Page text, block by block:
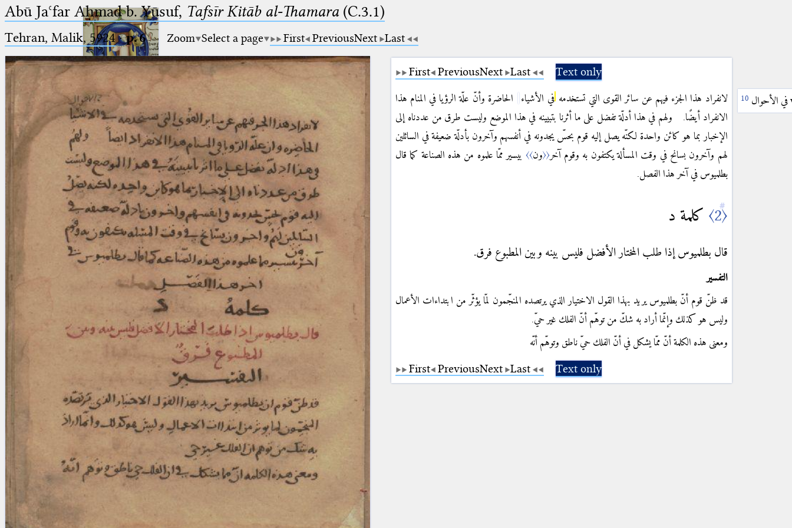
Ptolemaeus
Arabus et Latinus
(the underscore) is the placeholder
for exactly one character.
(the percent sign) is the
placeholder for no, one or more
than one character.
(two percent signs) is the
placeholder for no, one or more
than one character, but not for
blank space (so that a search ends
at word boundaries).
🔎︎
Start
Project
Team
News
Jobs
Publications
Conference
Arabic Works
Arabic Manuscripts
Latin Manuscripts
Latin Early Prints
Images
beta Glossary
Resources
Abū Jaʿfar Aḥmad b. Yūsuf, Tafsīr Kitāb al-Thamara(C.3.1)
Tehran, Malik, 5924·p. 6 Zoom Select a page First PreviousNext Last
First PreviousNext Last Text only
لانفراد هذا الجزء فيهم عن سائر القوى التي تستخدمه في الأشياء في الأحوال
الحاضرة وأنّ علّة الرؤيا في المنام هذا
الانفراد أيضًا. ولهم في هذا أدلّة تفضل على ما أثرنا بتبيينه في هذا الموضع وليست طرق من عددناه إلى
الإخبار بما هو كائن واحدة لكنّه يصل إليه قوم بحسّ يجدونه في أنفسهم وآخرون بأدلّة ضعيفة في السائلين
لهم وآخرون بسانح في وقت المسألة يكتفون به وقوم آخر〈〈ون〉〉 بيسير ممّا علموه من هذه الصناعة كما قال
بطلميوس في آخر هذا الفصل.
〈2〉 كلمة د
قال بطلميوس إذا طلب المختار الأفضل فليس بينه وبين المطبوع فرق.
التفسير
قد ظنّ قوم أنّ بطلميوس يريد بهذا القول الاختيار الذي يرتصده المنجّمون لمّا يؤثّر من ابتداءات الأعمال
وليس هو كذلك وإنّما أراد به شكّ من توهّم أنّ الفلك غير حيّ.
ومعنى هذه الكلمة أنّ ممّا يشكل في أنّ الفلك حيّ ناطق وتوهّم أنّه
First PreviousNext Last Text only